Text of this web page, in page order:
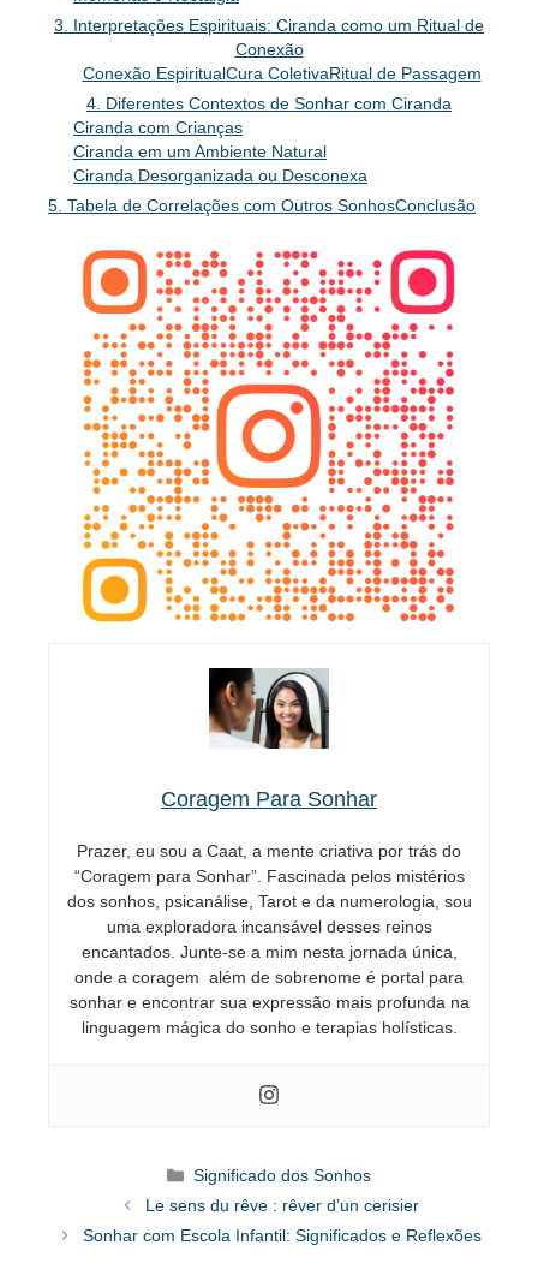
3. Interpretações Espirituais: Ciranda como um Ritual de
Conexão
Conexão EspiritualCura ColetivaRitual de Passagem
4. Diferentes Contextos de Sonhar com Ciranda
Ciranda com Crianças
Ciranda em um Ambiente Natural
Ciranda Desorganizada ou Desconexa
5. Tabela de Correlações com Outros SonhosConclusão
Coragem Para Sonhar
Prazer, eu sou a Caat, a mente criativa por trás do
“Coragem para Sonhar”. Fascinada pelos mistérios
dos sonhos, psicanálise, Tarot e da numerologia, sou
uma exploradora incansável desses reinos
encantados. Junte-se a mim nesta jornada única,
onde a coragem além de sobrenome é portal para
sonhar e encontrar sua expressão mais profunda na
linguagem mágica do sonho e terapias holísticas.
Categorias
Significado dos Sonhos
Le sens du rêve : rêver d’un cerisier
Sonhar com Escola Infantil: Significados e Reflexões